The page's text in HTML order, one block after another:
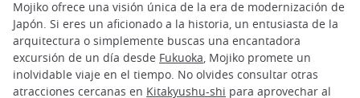
Mojiko ofrece una visión única de la era de modernización de
Japón. Si eres un aficionado a la historia, un entusiasta de la
arquitectura o simplemente buscas una encantadora
excursión de un día desde Fukuoka, Mojiko promete un
inolvidable viaje en el tiempo. No olvides consultar otras
atracciones cercanas en Kitakyushu-shi para aprovechar al